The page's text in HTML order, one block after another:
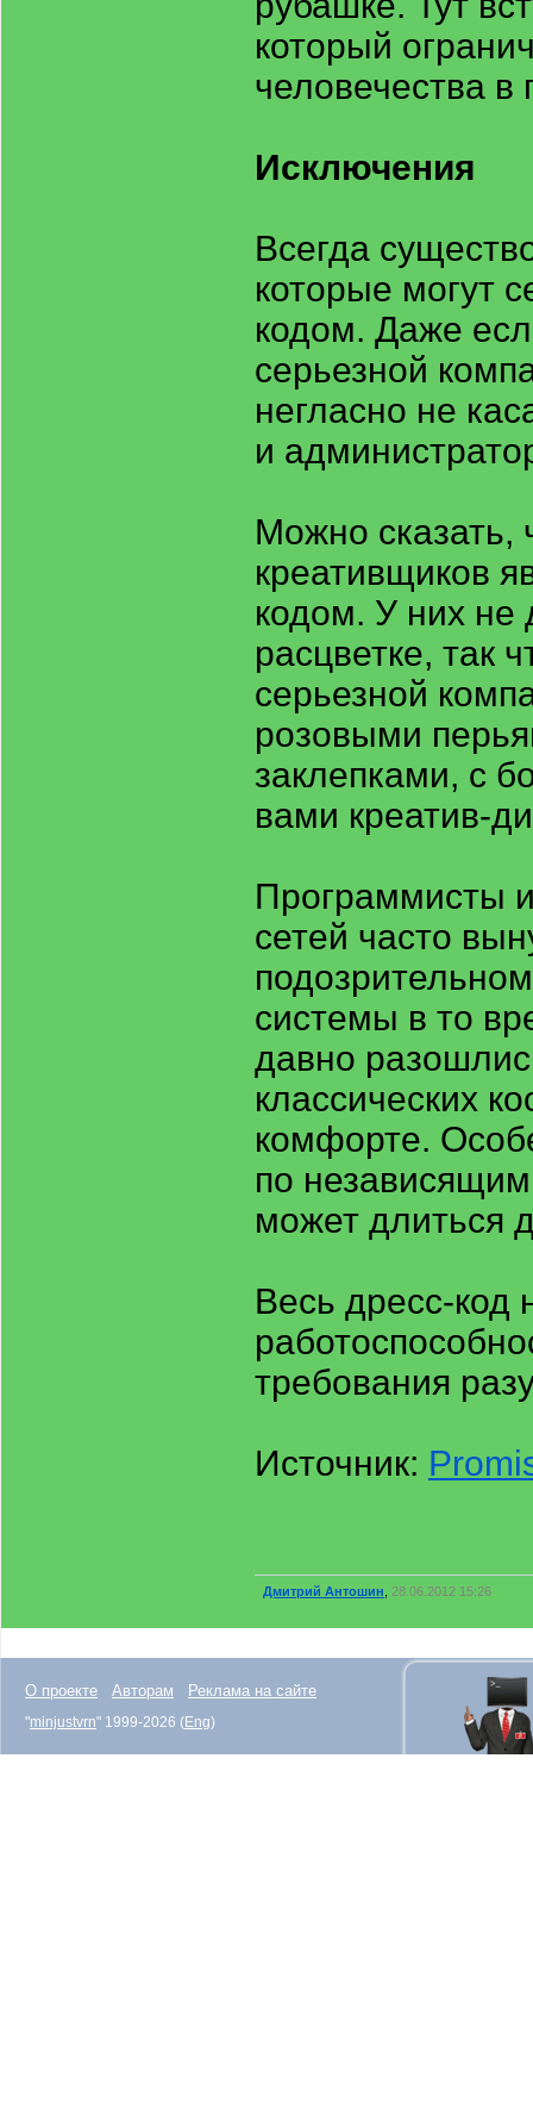
который
человечества в
Исключения
Всегда
которые могут
кодом. Даже
серьезной
негласно не
и
Можно сказать,
креативщиков
кодом. У них не
расцветке, так
серьезной
розовыми
заклепками, с
вами креатив-
Программисты
сетей часто
системы в то
давно
классических
комфорте.
по
может длиться
Весь дресс-код
требования
Источник:
Дмитрий Антошин 28.06.2012 15:26
О проекте Авторам Реклама на сайте
"minjustvrn" 1999-2026 (Eng)